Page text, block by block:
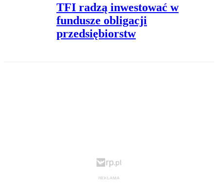
TFI radzą inwestować w
fundusze obligacji
przedsiębiorstw